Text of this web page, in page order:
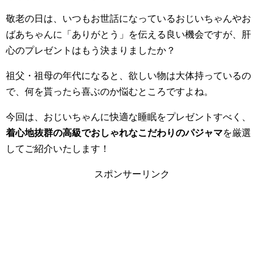
敬老の日は、いつもお世話になっているおじいちゃんやお
ばあちゃんに「ありがとう」を伝える良い機会ですが、肝
心のプレゼントはもう決まりましたか？
祖父・祖母の年代になると、欲しい物は大体持っているの
で、何を貰ったら喜ぶのか悩むところですよね。
今回は、おじいちゃんに快適な睡眠をプレゼントすべく、
着心地抜群の高級でおしゃれなこだわりのパジャマを厳選
してご紹介いたします！
スポンサーリンク